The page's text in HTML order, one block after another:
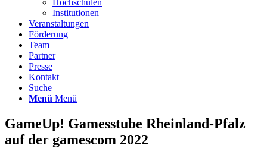
Hochschulen
Institutionen
Veranstaltungen
Förderung
Team
Partner
Presse
Kontakt
Suche
Menü Menü
GameUp! Gamesstube Rheinland-Pfalz
auf der gamescom 2022